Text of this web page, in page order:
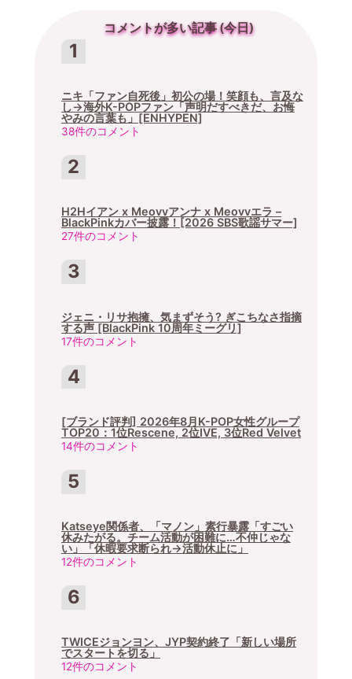
コメントが多い記事 (今日)
ニキ「ファン自死後」初公の場！笑顔も、言及な
し→海外K-POPファン「声明だすべきだ、お悔
やみの言葉も」[ENHYPEN]
38件のコメント
H2Hイアン x Meovvアンナ x Meovvエラ –
BlackPinkカバー披露！[2026 SBS歌謡サマー]
27件のコメント
ジェニ・リサ抱擁、気まずそう? ぎこちなさ指摘
する声 [BlackPink 10周年ミーグリ]
17件のコメント
[ブランド評判] 2026年8月K-POP女性グループ
TOP20：1位Rescene, 2位IVE, 3位Red Velvet
14件のコメント
Katseye関係者、「マノン」素行暴露「すごい
休みたがる。チーム活動が困難に…不仲じゃな
い」「休暇要求断られ→活動休止に」
12件のコメント
TWICEジョンヨン、JYP契約終了「新しい場所
でスタートを切る」
12件のコメント